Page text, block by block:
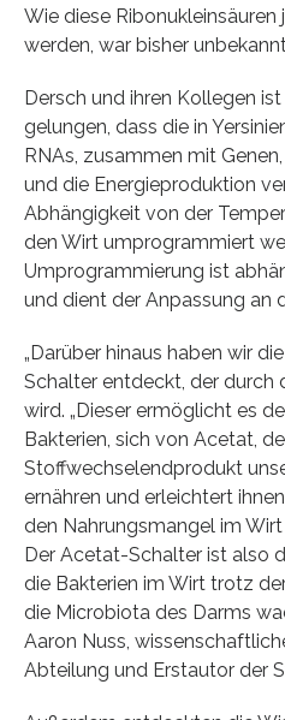
Wie diese
werden, war bisher
Dersch und ihren Kollegen
gelungen, dass die in
RNAs, zusammen mit
und die Energieproduktion
Abhängigkeit von der
den Wirt umprogrammiert
Umprogrammierung ist
und dient der Anpassung an
„Darüber hinaus haben wir
Schalter entdeckt, der durch
wird. „Dieser ermöglicht es
Bakterien, sich von Acetat,
Stoffwechselendprodukt
ernähren und erleichtert
den Nahrungsmangel im
Der Acetat-Schalter ist also
die Bakterien im Wirt trotz
die Microbiota des Darms
Aaron Nuss,
Abteilung und Erstautor der